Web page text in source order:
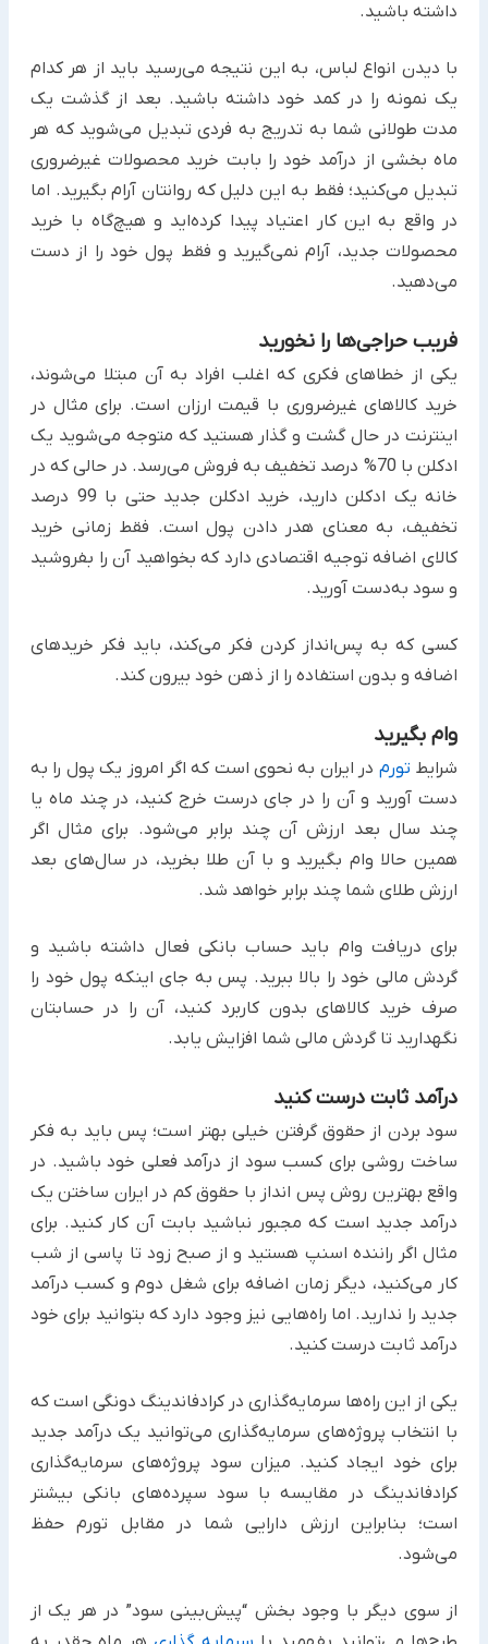
داشته ‏باشید.
با دیدن انواع لباس، به این نتیجه می‌رسید باید از هر کدام
یک نمونه را در کمد خود داشته باشید. بعد از گذشت یک
مدت ‏طولانی شما به تدریج به فردی تبدیل می‌شوید که هر
ماه بخشی از درآمد خود را بابت خرید محصولات غیرضروری
تبدیل ‏می‌کنید؛ فقط به این دلیل که روانتان آرام بگیرید. اما
در واقع به این کار اعتیاد پیدا کرده‌اید و هیچ‌گاه با خرید
محصولات ‏جدید، آرام نمی‌گیرید و فقط پول خود را از دست
می‌دهید.
فریب حراجی‌ها را نخورید
یکی از خطاهای فکری که اغلب افراد به آن مبتلا می‌شوند،
خرید کالاهای غیرضروری با قیمت ارزان است. برای مثال در
‏اینترنت در حال گشت و گذار هستید که متوجه می‌شوید یک
ادکلن با 70% درصد تخفیف به فروش می‌رسد. در حالی که در
‏خانه یک ادکلن دارید، خرید ادکلن جدید حتی با 99 درصد
تخفیف، به معنای هدر دادن پول است. فقط زمانی خرید
کالای ‏اضافه توجیه اقتصادی دارد که بخواهید آن را بفروشید
و سود به‌دست آورید.‏
کسی که به پس‌انداز کردن فکر می‌کند، باید فکر خریدهای
اضافه و بدون استفاده را از ذهن خود بیرون کند.
وام بگیرید
شرایط تورم در ایران به نحوی است که اگر امروز یک پول را به
دست آورید و آن را در جای درست خرج کنید، در چند ماه یا
‏چند سال بعد ارزش آن چند برابر می‌شود. برای مثال اگر
همین حالا وام بگیرید و با آن طلا بخرید، در سال‌های بعد
ارزش ‏طلای شما چند برابر خواهد شد.
برای دریافت وام باید حساب بانکی فعال داشته باشید و
گردش مالی خود را بالا ببرید. پس به جای اینکه پول خود را
صرف ‏خرید کالاهای بدون کاربرد کنید، آن را در حسابتان
نگهدارید تا گردش مالی شما افزایش یابد.
درآمد ثابت درست کنید
سود بردن از حقوق گرفتن خیلی بهتر است؛ پس باید به فکر
ساخت روشی برای کسب سود از درآمد فعلی خود باشید. در
‏واقع بهترین روش پس انداز با حقوق کم ‏در ایران ساختن یک
درآمد جدید است که مجبور نباشید بابت آن کار کنید. برای
‏مثال اگر راننده اسنپ هستید و از صبح زود تا پاسی از شب
کار می‌کنید، دیگر زمان اضافه برای شغل دوم و کسب درآمد
‏جدید را ندارید. اما راه‌هایی نیز وجود دارد که بتوانید برای خود
درآمد ثابت درست کنید.
یکی از این راه‌ها سرمایه‌گذاری در کرادفاندینگ دونگی است که
با انتخاب پروژه‌های سرمایه‌گذاری می‌توانید یک درآمد جدید
‏برای خود ایجاد کنید. میزان سود پروژه‌های سرمایه‌گذاری
کرادفاندینگ در مقایسه با سود سپرده‌های بانکی بیشتر
است؛ ‏بنابراین ارزش دارایی شما در مقابل تورم حفظ
می‌شود.
از سوی دیگر با وجود بخش “پیش‌بینی سود” در هر یک از